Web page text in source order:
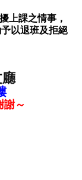
上課之情事，
以退班及拒絕
廳
～